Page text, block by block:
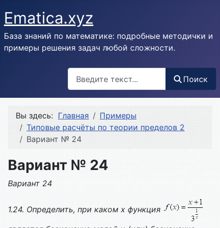
Ematica.xyz
База знаний по математике: подробные методички и
примеры решения задач любой сложности.
Поиск
Вы здесь: Главная
Примеры
Типовые расчёты по теории пределов 2
Вариант № 24
Вариант № 24
Вариант 24
1.24. Определить, при каком х функция